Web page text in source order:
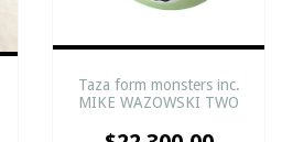
Taza form monsters inc.
MIKE WAZOWSKI TWO